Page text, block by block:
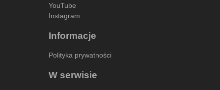
YouTube
Instagram
Informacje
Polityka prywatności
W serwisie